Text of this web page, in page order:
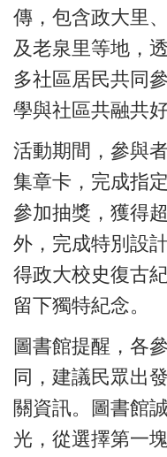
傳，包含政大里
及老泉里等地，
多社區居民共同
學與社區共融共好
活動期間，參與
集章卡，完成指
參加抽獎，獲得
外，完成特別設
得政大校史復古
留下獨特紀念。
圖書館提醒，各
同，建議民眾出
關資訊。圖書館
光，從選擇第一